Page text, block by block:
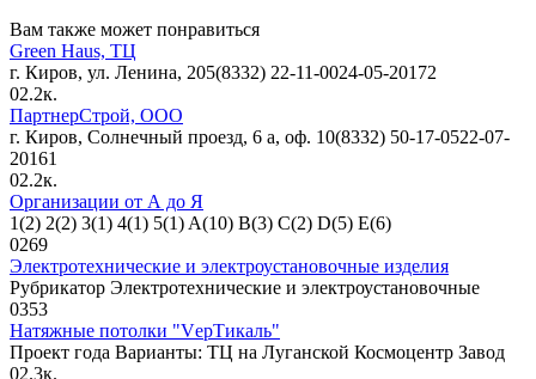
Вам также может понравиться
Green Haus, ТЦ
г. Киров, ул. Ленина, 205(8332) 22-11-0024-05-20172
02.2к.
ПартнерСтрой, ООО
г. Киров, Солнечный проезд, 6 а, оф. 10(8332) 50-17-0522-07-
20161
02.2к.
Организации от А до Я
1(2) 2(2) 3(1) 4(1) 5(1) A(10) B(3) C(2) D(5) E(6)
0269
Электротехнические и электроустановочные изделия
Рубрикатор Электротехнические и электроустановочные
0353
Натяжные потолки "VерТикаль"
Проект года Варианты: ТЦ на Луганской Космоцентр Завод
02.3к.